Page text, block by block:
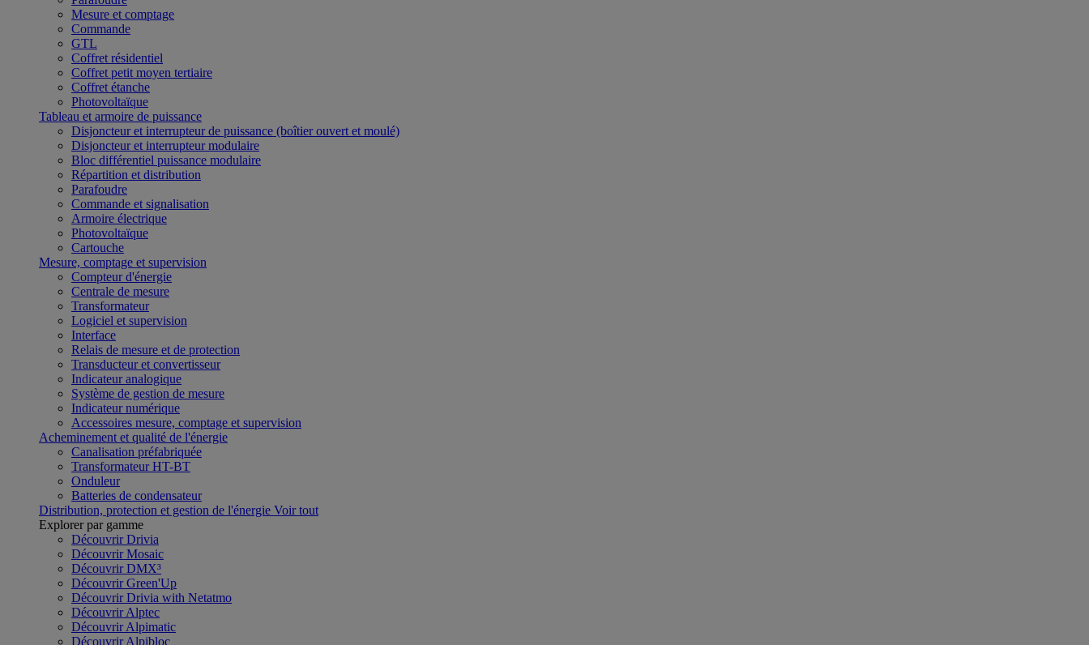
Mesure et comptage
Commande
GTL
Coffret résidentiel
Coffret petit moyen tertiaire
Coffret étanche
Photovoltaïque
Tableau et armoire de puissance
Disjoncteur et interrupteur de puissance (boîtier ouvert et moulé)
Disjoncteur et interrupteur modulaire
Bloc différentiel puissance modulaire
Répartition et distribution
Parafoudre
Commande et signalisation
Armoire électrique
Photovoltaïque
Cartouche
Mesure, comptage et supervision
Compteur d'énergie
Centrale de mesure
Transformateur
Logiciel et supervision
Interface
Relais de mesure et de protection
Transducteur et convertisseur
Indicateur analogique
Système de gestion de mesure
Indicateur numérique
Accessoires mesure, comptage et supervision
Acheminement et qualité de l'énergie
Canalisation préfabriquée
Transformateur HT-BT
Onduleur
Batteries de condensateur
Distribution, protection et gestion de l'énergie Voir tout
Explorer par gamme
Découvrir Drivia
Découvrir Mosaic
Découvrir DMX³
Découvrir Green'Up
Découvrir Drivia with Netatmo
Découvrir Alptec
Découvrir Alpimatic
Découvrir Alpibloc